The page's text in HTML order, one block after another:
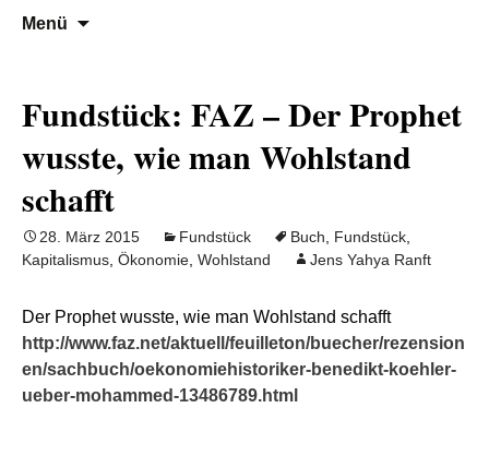
Al-Adala.de
Denn die Gerechtigkeit ist die Grundlage
Menü
Fundstück: FAZ – Der Prophet
wusste, wie man Wohlstand
schafft
28. März 2015 Fundstück Buch Fundstück
Kapitalismus Ökonomie Wohlstand Jens Yahya Ranft
Der Prophet wusste, wie man Wohlstand schafft
http://www.faz.net/aktuell/feuilleton/buecher/rezension
en/sachbuch/oekonomiehistoriker-benedikt-koehler-
ueber-mohammed-13486789.html